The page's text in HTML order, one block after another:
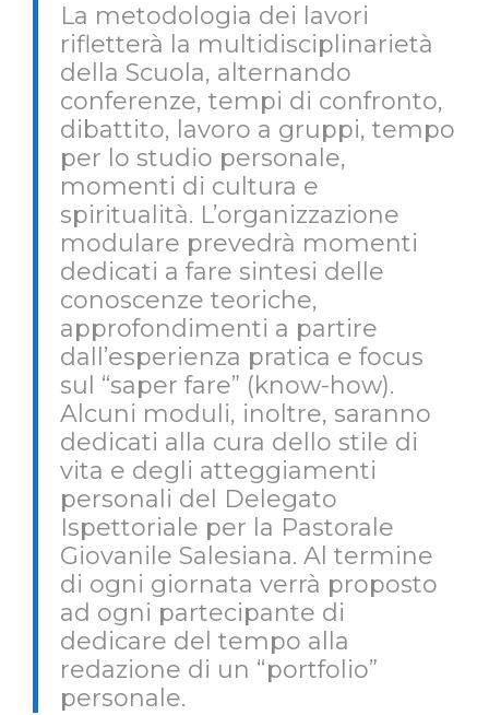
La metodologia dei lavori
rifletterà la multidisciplinarietà
della Scuola, alternando
conferenze, tempi di confronto,
dibattito, lavoro a gruppi, tempo
per lo studio personale,
momenti di cultura e
spiritualità. L’organizzazione
modulare prevedrà momenti
dedicati a fare sintesi delle
conoscenze teoriche,
approfondimenti a partire
dall’esperienza pratica e focus
sul “saper fare” (know-how).
Alcuni moduli, inoltre, saranno
dedicati alla cura dello stile di
vita e degli atteggiamenti
personali del Delegato
Ispettoriale per la Pastorale
Giovanile Salesiana. Al termine
di ogni giornata verrà proposto
ad ogni partecipante di
dedicare del tempo alla
redazione di un “portfolio”
personale.